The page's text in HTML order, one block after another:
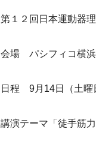
第１２回日本運動器
会場　パシフィコ横浜
日程 9月 14日（土曜
講演テーマ「徒手筋